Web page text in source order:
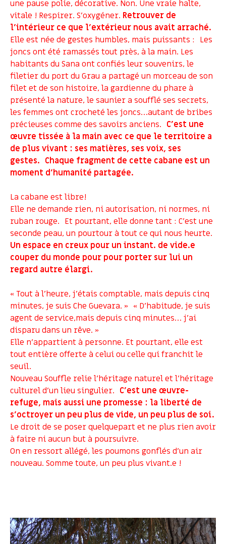
une pause polie, décorative. Non. Une vraie halte,
vitale ! Respirer. S’oxygéner. Retrouver de
l’intérieur ce que l’extérieur nous avait arraché.
Elle est née de gestes humbles, mais puissants : Les
joncs ont été ramassés tout près, à la main. Les
habitants du Sana ont confiés leur souvenirs, le
filetier du port du Grau a partagé un morceau de son
filet et de son histoire, la gardienne du phare à
présenté la nature, le saunier a soufflé ses secrets,
les femmes ont crocheté les joncs…autant de bribes
précieuses comme des savoirs anciens. C’est une
œuvre tissée à la main avec ce que le territoire a
de plus vivant : ses matières, ses voix, ses
gestes. Chaque fragment de cette cabane est un
moment d’humanité partagée.
La cabane est libre!
Elle ne demande rien, ni autorisation, ni normes, ni
ruban rouge. Et pourtant, elle donne tant : C’est une
seconde peau, un pourtour à tout ce qui nous heurte.
Un espace en creux pour un instant. de vide.e
couper du monde pour pour porter sur lui un
regard autre élargi.
« Tout à l’heure, j’étais comptable, mais depuis cinq
minutes, je suis Che Guevara. » « D’habitude, je suis
agent de service,mais depuis cinq minutes… j’ai
disparu dans un rêve. »
Elle n’appartient à personne. Et pourtant, elle est
tout entière offerte à celui ou celle qui franchit le
seuil.
Nouveau Souffle relie l’héritage naturel et l’héritage
culturel d’un lieu singulier. C’est une œuvre-
refuge, mais aussi une promesse : la liberté de
s’octroyer un peu plus de vide, un peu plus de soi.
Le droit de se poser quelquepart et ne plus rien avoir
à faire ni aucun but à poursuivre.
On en ressort allégé, les poumons gonflés d’un air
nouveau. Somme toute, un peu plus vivant.e !